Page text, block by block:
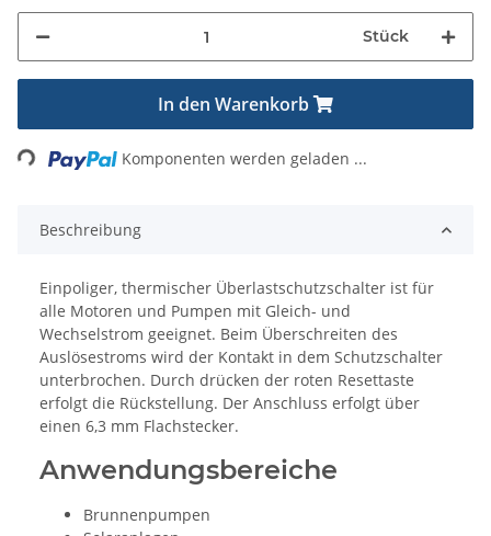
Stück
In den Warenkorb
Komponenten werden geladen ...
Beschreibung
Einpoliger, thermischer Überlastschutzschalter ist für
alle Motoren und Pumpen mit Gleich- und
Wechselstrom geeignet. Beim Überschreiten des
Auslösestroms wird der Kontakt in dem Schutzschalter
unterbrochen. Durch drücken der roten Resettaste
erfolgt die Rückstellung. Der Anschluss erfolgt über
einen 6,3 mm Flachstecker.
Anwendungsbereiche
Brunnenpumpen